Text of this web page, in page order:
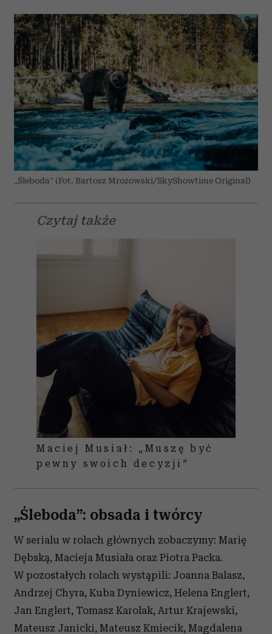
„Śleboda” (Fot. Bartosz Mrozowski/SkyShowtime Original)
Czytaj także
Maciej Musiał: „Muszę być
pewny swoich decyzji”
„Śleboda”: obsada i twórcy
W serialu w rolach głównych zobaczymy: Marię
Dębską, Macieja Musiała oraz Piotra Packa.
W pozostałych rolach wystąpili: Joanna Balasz,
Andrzej Chyra, Kuba Dyniewicz, Helena Englert,
Jan Englert, Tomasz Karolak, Artur Krajewski,
Mateusz Janicki, Mateusz Kmiecik, Magdalena